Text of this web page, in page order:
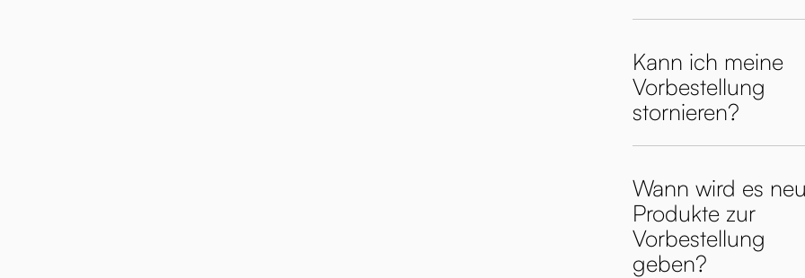
Kann ich meine
Vorbestellung
stornieren?
Wann wird es
Produkte zur
Vorbestellung
geben?